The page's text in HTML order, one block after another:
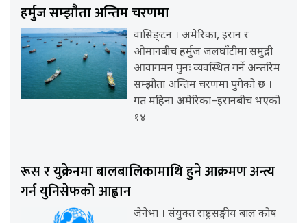
हर्मुज सम्झौता अन्तिम चरणमा
वासिङ्टन । अमेरिका, इरान र
ओमानबीच हर्मुज जलघाँटीमा समुद्री
आवागमन पुनः व्यवस्थित गर्ने अन्तरिम
सम्झौता अन्तिम चरणमा पुगेको छ ।
गत महिना अमेरिका–इरानबीच भएको
१४
रूस र युक्रेनमा बालबालिकामाथि हुने आक्रमण अन्त्य
गर्न युनिसेफको आह्वान
जेनेभा । संयुक्त राष्ट्रसङ्घीय बाल कोष